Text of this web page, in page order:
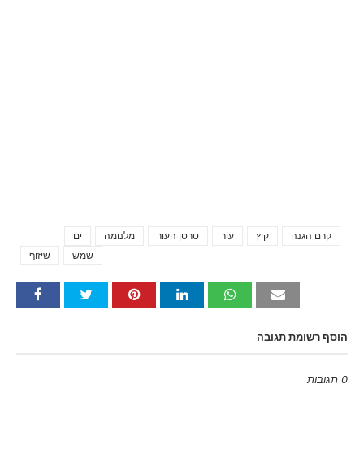
ים מלנומה סרטן העור עור קיץ
קרם הגנה
שיזוף
שמש
הוסף רשומת תגובה
0 תגובות